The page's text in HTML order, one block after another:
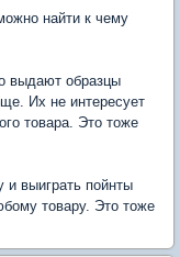
найти к чему
выдают образцы
Их не интересует
товара. Это тоже
и выиграть пойнты
товару. Это тоже